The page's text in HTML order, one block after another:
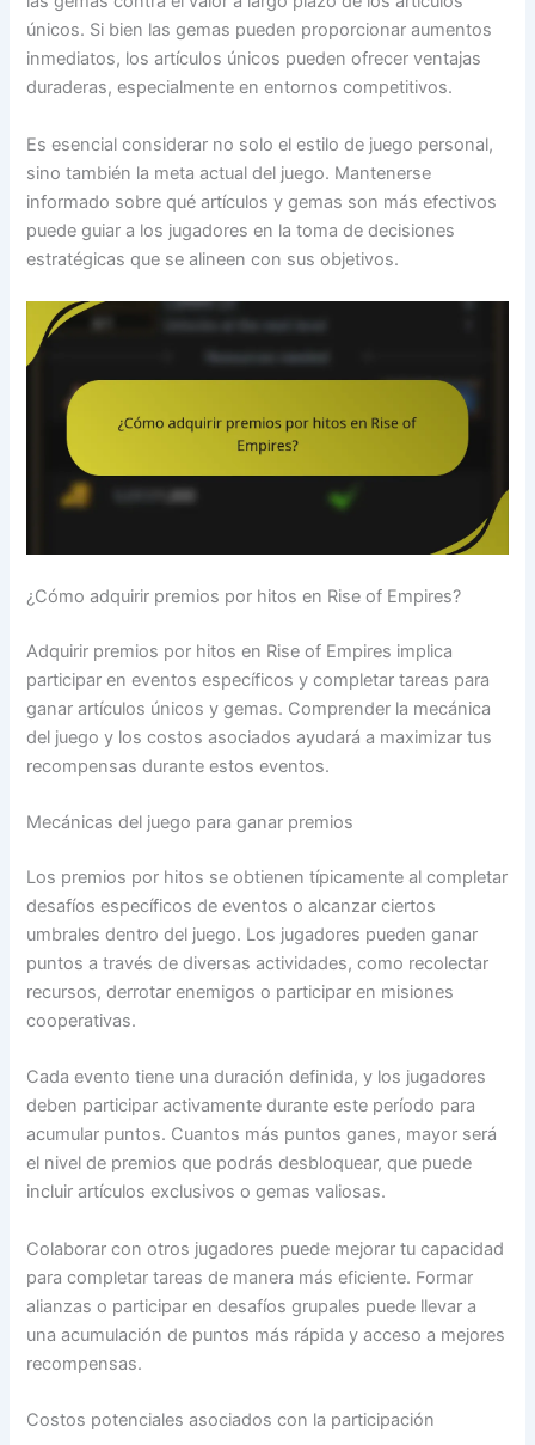
únicos. Si bien las gemas pueden proporcionar aumentos
inmediatos, los artículos únicos pueden ofrecer ventajas
duraderas, especialmente en entornos competitivos.
Es esencial considerar no solo el estilo de juego personal,
sino también la meta actual del juego. Mantenerse
informado sobre qué artículos y gemas son más efectivos
puede guiar a los jugadores en la toma de decisiones
estratégicas que se alineen con sus objetivos.
¿Cómo adquirir premios por hitos en Rise of Empires?
Adquirir premios por hitos en Rise of Empires implica
participar en eventos específicos y completar tareas para
ganar artículos únicos y gemas. Comprender la mecánica
del juego y los costos asociados ayudará a maximizar tus
recompensas durante estos eventos.
Mecánicas del juego para ganar premios
Los premios por hitos se obtienen típicamente al completar
desafíos específicos de eventos o alcanzar ciertos
umbrales dentro del juego. Los jugadores pueden ganar
puntos a través de diversas actividades, como recolectar
recursos, derrotar enemigos o participar en misiones
cooperativas.
Cada evento tiene una duración definida, y los jugadores
deben participar activamente durante este período para
acumular puntos. Cuantos más puntos ganes, mayor será
el nivel de premios que podrás desbloquear, que puede
incluir artículos exclusivos o gemas valiosas.
Colaborar con otros jugadores puede mejorar tu capacidad
para completar tareas de manera más eficiente. Formar
alianzas o participar en desafíos grupales puede llevar a
una acumulación de puntos más rápida y acceso a mejores
recompensas.
Costos potenciales asociados con la participación